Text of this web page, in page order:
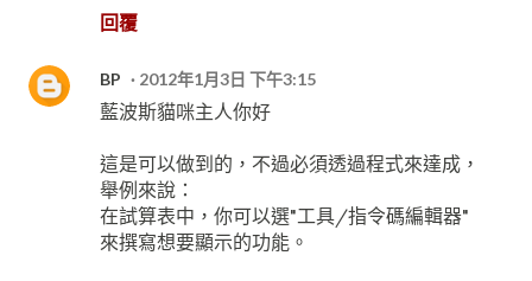
回覆
BP 2012年1月3日 下午3:15
藍波斯貓咪主人你好
這是可以做到的，不過必須透過程式來達成，
舉例來說：
在試算表中，你可以選"工具/指令碼編輯器"
來撰寫想要顯示的功能。